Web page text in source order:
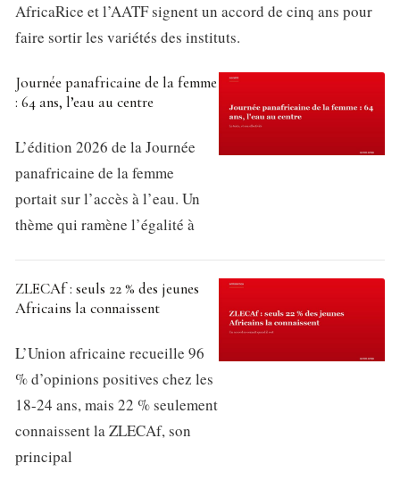
AfricaRice et l’AATF signent un accord de cinq ans pour
faire sortir les variétés des instituts.
Journée panafricaine de la femme
: 64 ans, l’eau au centre
L’édition 2026 de la Journée
panafricaine de la femme
portait sur l’accès à l’eau. Un
thème qui ramène l’égalité à
ZLECAf : seuls 22 % des jeunes
Africains la connaissent
L’Union africaine recueille 96
% d’opinions positives chez les
18-24 ans, mais 22 % seulement
connaissent la ZLECAf, son
principal